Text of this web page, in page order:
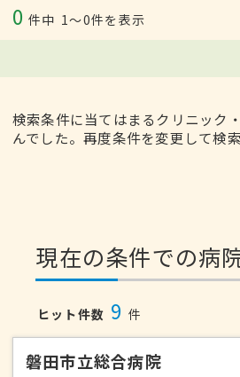
0 件中 1〜0件を表示
検索条件に当てはまるクリニック
んでした。再度条件を変更して検
現在の条件での病
ヒット件数 9 件
磐田市立総合病院